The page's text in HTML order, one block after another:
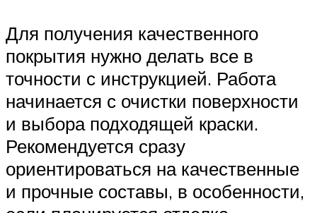
Для получения качественного
покрытия нужно делать все в
точности с инструкцией. Работа
начинается с очистки поверхности
и выбора подходящей краски.
Рекомендуется сразу
ориентироваться на качественные
и прочные составы, в особенности,